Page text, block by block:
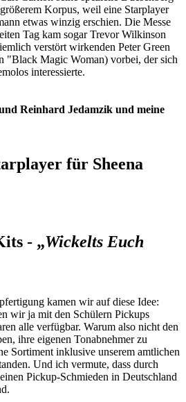
Korpus, weil eine Starplayer
etwas winzig erschien. Die Messe
Tag kam sogar Trevor Wilkinson
verstört wirkenden Peter Green
"Black Magic Woman) vorbei, der sich
interessierte.
Reinhard Jedamzik und meine
für Sheena
- „Wickelts Euch
kamen wir auf diese Idee:
wir ja mit den Schülern Pickups
alle verfügbar. Warum also nicht den
ihre eigenen Tonabnehmer zu
Sortiment inklusive unserem amtlichen
Und ich vermute, dass durch
Pickup-Schmieden in Deutschland